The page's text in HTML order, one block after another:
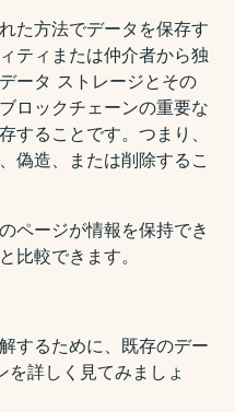
た方法でデータを保存す
ティまたは仲介者から独
ータ ストレージとその
ロックチェーンの重要な
することです。つまり、
偽造、または削除するこ
ページが情報を保持でき
比較できます。
するために、既存のデー
詳しく見てみましょ